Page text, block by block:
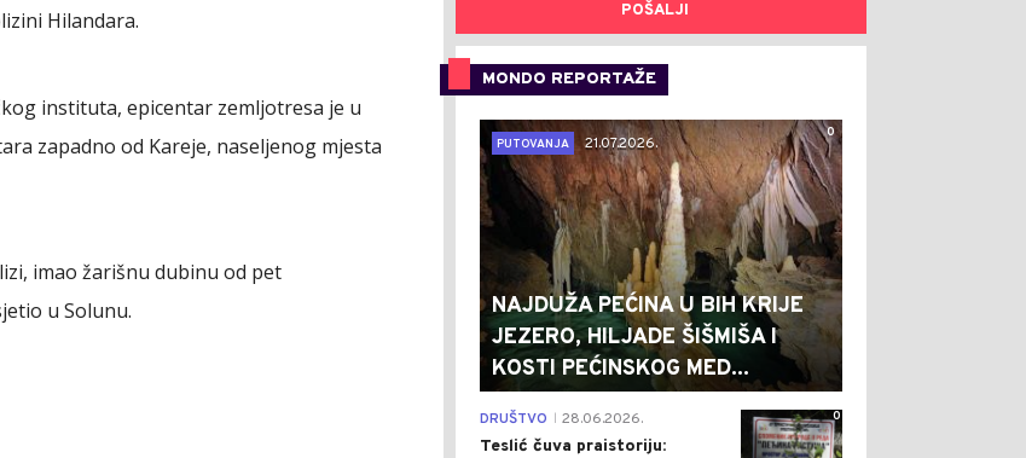
Hilandara.
instituta, epicentar zemljotresa je u
zapadno od Kareje, naseljenog mjesta
imao žarišnu dubinu od pet
u Solunu.
POŠALJI
MONDO REPORTAŽE
0
PUTOVANJA
21.07.2026.
NAJDUŽA PEĆINA U BIH KRIJE
JEZERO, HILJADE ŠIŠMIŠA I
KOSTI PEĆINSKOG MED...
0
DRUŠTVO 28.06.2026.
Teslić čuva praistoriju: